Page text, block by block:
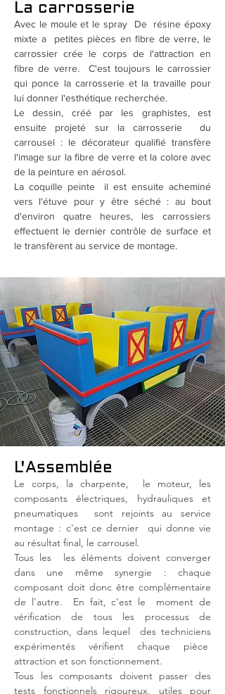
La carrosserie
Avec le moule et le spray De résine époxy
mixte a petites pièces en fibre de verre, le
carrossier crée le corps de l'attraction en
fibre de verre. C'est toujours le carrossier
qui ponce la carrosserie et la travaille pour
lui donner l'esthétique recherchée.
Le dessin, créé par les graphistes, est
ensuite projeté sur la carrosserie du
carrousel : le décorateur qualifié transfère
l'image sur la fibre de verre et la colore avec
de la peinture en aérosol.
La coquille peinte il est ensuite acheminé
vers l'étuve pour y être séché : au bout
d'environ quatre heures, les carrossiers
effectuent le dernier contrôle de surface et
le transfèrent au service de montage.
L'Assemblée
Le corps, la charpente,
le moteur, les
composants électriques, hydrauliques et
pneumatiques
sont rejoints au service
montage : c'est ce dernier
qui donne vie
au résultat final, le carrousel.
Tous les
les éléments doivent converger
dans une même synergie : chaque
composant doit donc être complémentaire
de l'autre.
En fait, c'est le
moment de
vérification de tous les processus de
construction, dans lequel
des techniciens
expérimentés vérifient chaque pièce
attraction et son fonctionnement.
Tous les composants doivent passer des
tests fonctionnels rigoureux, utiles pour